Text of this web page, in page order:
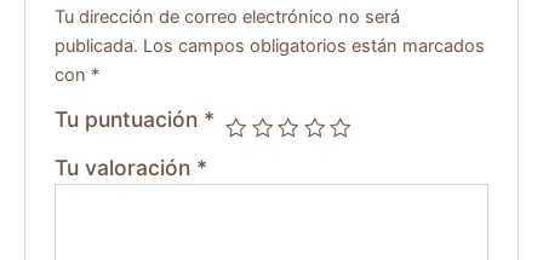
Tu dirección de correo electrónico no será
publicada. Los campos obligatorios están marcados
con *
Tu puntuación *
Tu valoración *